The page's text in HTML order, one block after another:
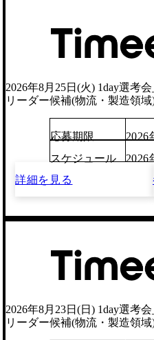
2026年8月25日(火) 1day選考
リーダー候補(物流・製造領域
応募期限
2026
スケジュール
2026
詳細を見る
2026年8月23日(日) 1day選考
リーダー候補(物流・製造領域